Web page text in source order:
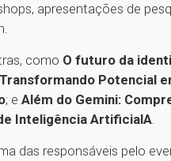
apresentações de
como O futuro da
Potencial
; e Além do Gemini:
Inteligência ArtificialA.
das responsáveis pelo